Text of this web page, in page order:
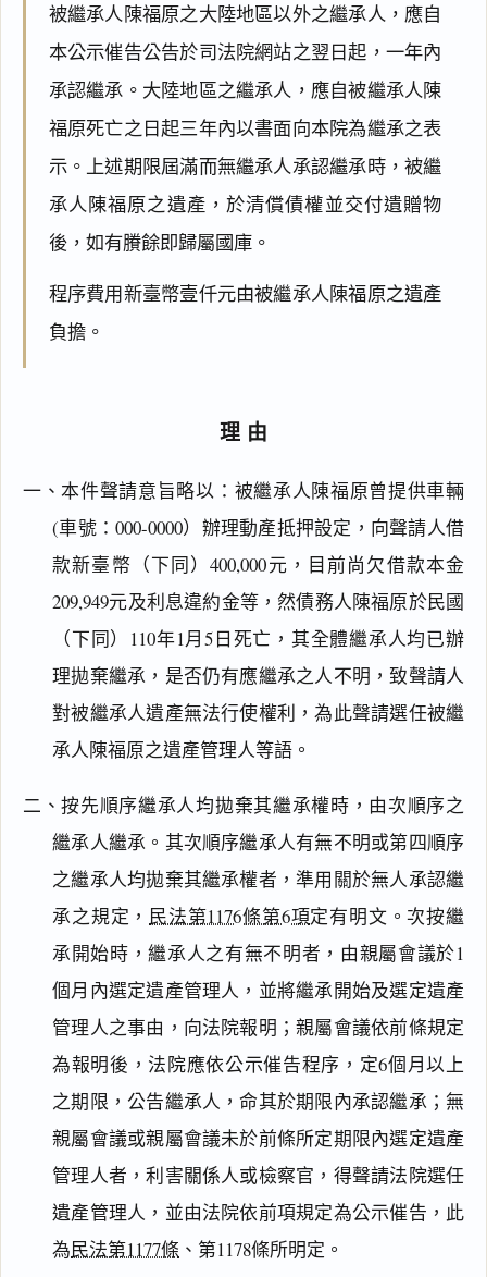
被繼承人陳福原之大陸地區以外之繼承人，應自
本公示催告公告於司法院網站之翌日起，一年內
承認繼承。大陸地區之繼承人，應自被繼承人陳
福原死亡之日起三年內以書面向本院為繼承之表
示。上述期限屆滿而無繼承人承認繼承時，被繼
承人陳福原之遺產，於清償債權並交付遺贈物
後，如有賸餘即歸屬國庫。
程序費用新臺幣壹仟元由被繼承人陳福原之遺產
負擔。
理由
一、本件聲請意旨略以：被繼承人陳福原曾提供車輛
(車號：000-0000）辦理動產抵押設定，向聲請人借
款新臺幣（下同）400,000元，目前尚欠借款本金
209,949元及利息違約金等，然債務人陳福原於民國
（下同）110年1月5日死亡，其全體繼承人均已辦
理拋棄繼承，是否仍有應繼承之人不明，致聲請人
對被繼承人遺產無法行使權利，為此聲請選任被繼
承人陳福原之遺產管理人等語。
二、按先順序繼承人均拋棄其繼承權時，由次順序之
繼承人繼承。其次順序繼承人有無不明或第四順序
之繼承人均拋棄其繼承權者，準用關於無人承認繼
承之規定， 民法第1176條第6項定有明文。次按繼
承開始時，繼承人之有無不明者，由親屬會議於1
個月內選定遺產管理人，並將繼承開始及選定遺產
管理人之事由，向法院報明；親屬會議依前條規定
為報明後，法院應依公示催告程序，定6個月以上
之期限，公告繼承人，命其於期限內承認繼承；無
親屬會議或親屬會議未於前條所定期限內選定遺產
管理人者，利害關係人或檢察官，得聲請法院選任
遺產管理人，並由法院依前項規定為公示催告，此
為民法第1177條 、第1178條所明定。